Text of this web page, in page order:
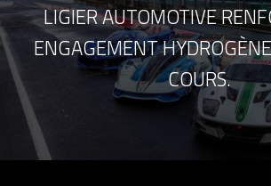
LIGIER AUTOMOTIVE
ENGAGEMENT
COURS.